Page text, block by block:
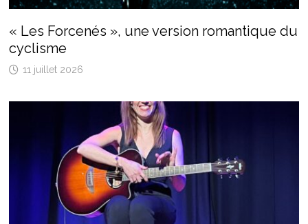
« Les Forcenés », une version romantique du
cyclisme
11 juillet 2026